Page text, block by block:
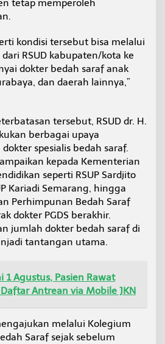
tetap memperoleh
kondisi tersebut bisa melalui
RSUD kabupaten/kota ke
dokter bedah saraf anak
dan daerah lainnya,”
tersebut, RSUD dr. H.
berbagai upaya
spesialis bedah saraf.
kepada Kementerian
seperti RSUP Sardjito
Kariadi Semarang, hingga
Perhimpunan Bedah Saraf
dokter PGDS berakhir.
jumlah dokter bedah saraf di
tantangan utama.
1 Agustus, Pasien Rawat
Antrean via Mobile JKN
melalui Kolegium
Saraf sejak sebelum